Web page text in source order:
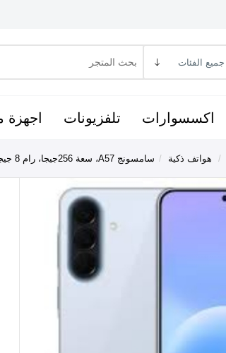
اكسسوارات تلفزيونات اجهزة
/ هواتف ذكية / سامسونج A57، سعة 256جيجا، رام 8 جيجا،شبكة 5G - أزرق فاتح